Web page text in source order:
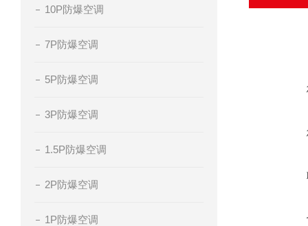
10P防爆空调
7P防爆空调
5P防爆空调
3P防爆空调
1.5P防爆空调
2P防爆空调
1P防爆空调